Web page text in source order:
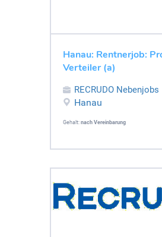
Hanau: Rentnerjob:
Verteiler (a)
RECRUDO Nebenjobs
Hanau
Gehalt: nach Vereinbarung